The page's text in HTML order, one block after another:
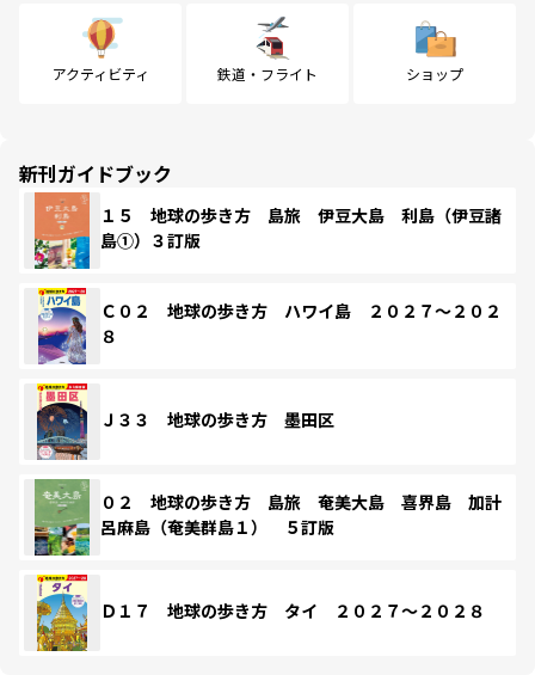
アクティビティ 鉄道・フライト ショップ
新刊ガイドブック
１５ 地球の歩き方 島旅 伊豆大島 利島（伊豆諸
島①）３訂版
Ｃ０２ 地球の歩き方 ハワイ島 ２０２７～２０２
８
Ｊ３３ 地球の歩き方 墨田区
０２ 地球の歩き方 島旅 奄美大島 喜界島 加計
呂麻島（奄美群島１） ５訂版
Ｄ１７ 地球の歩き方 タイ ２０２７～２０２８